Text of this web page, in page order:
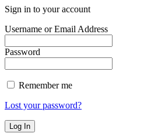
Sign in to your account
Username or Email Address
Password
Remember me
Lost your password?